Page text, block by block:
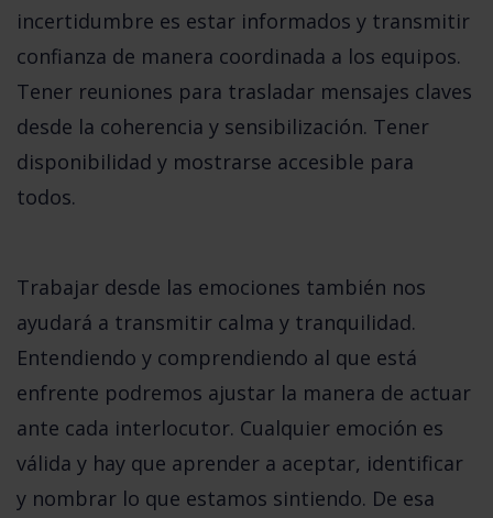
incertidumbre es estar informados y transmitir
confianza de manera coordinada a los equipos.
Tener reuniones para trasladar mensajes claves
desde la coherencia y sensibilización. Tener
disponibilidad y mostrarse accesible para
todos.
Trabajar desde las emociones también nos
ayudará a transmitir calma y tranquilidad.
Entendiendo y comprendiendo al que está
enfrente podremos ajustar la manera de actuar
ante cada interlocutor. Cualquier emoción es
válida y hay que aprender a aceptar, identificar
y nombrar lo que estamos sintiendo. De esa